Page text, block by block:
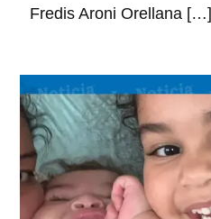
Fredis Aroni Orellana […]